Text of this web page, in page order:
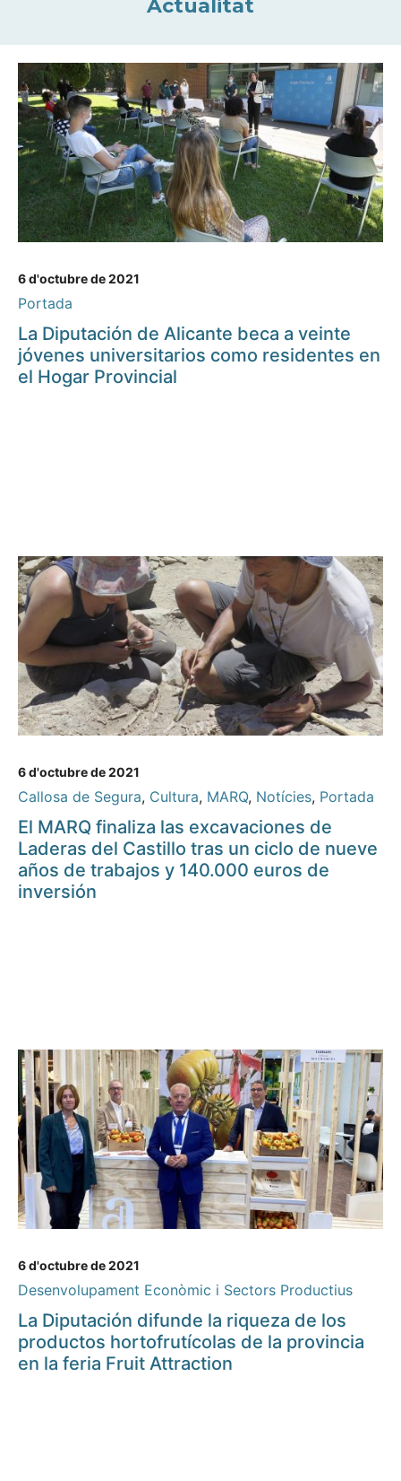
Actualitat
6 d'octubre de 2021
Portada
La Diputación de Alicante beca a veinte
jóvenes universitarios como residentes en
el Hogar Provincial
6 d'octubre de 2021
Callosa de Segura, Cultura, MARQ, Notícies, Portada
El MARQ finaliza las excavaciones de
Laderas del Castillo tras un ciclo de nueve
años de trabajos y 140.000 euros de
inversión
6 d'octubre de 2021
Desenvolupament Econòmic i Sectors Productius
La Diputación difunde la riqueza de los
productos hortofrutícolas de la provincia
en la feria Fruit Attraction